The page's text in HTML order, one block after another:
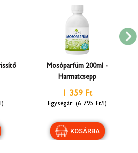
Mosóparfüm 200ml -
Harmatcsepp
1 359 Ft
(6 795 Ft/l)